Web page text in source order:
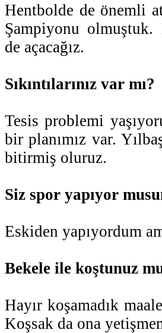
Hentbolde de önemli
Şampiyonu olmuştuk.
de açacağız.
Sıkıntılarınız var mı?
Tesis problemi
bir planımız var.
bitirmiş oluruz.
Siz spor yapıyor
Eskiden yapıyordum
Bekele ile koştunuz
Hayır koşamadık
Koşsak da ona